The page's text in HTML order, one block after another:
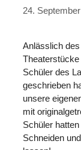
24.
Anlässlich
Theaterstücke
Schüler des
geschrieben
unsere
mit
Schüler
Schneiden